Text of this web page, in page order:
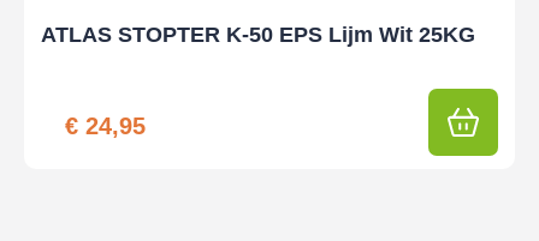
ATLAS STOPTER K-50 EPS Lijm Wit 25KG
€ 24,95